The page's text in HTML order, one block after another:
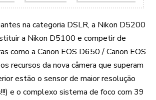
na categoria DSLR, a Nikon D5200
a Nikon D5100 e competir de
como a Canon EOS D650 / Canon EOS
recursos da nova câmera que superam
estão o sensor de maior resolução
e o complexo sistema de foco com 39